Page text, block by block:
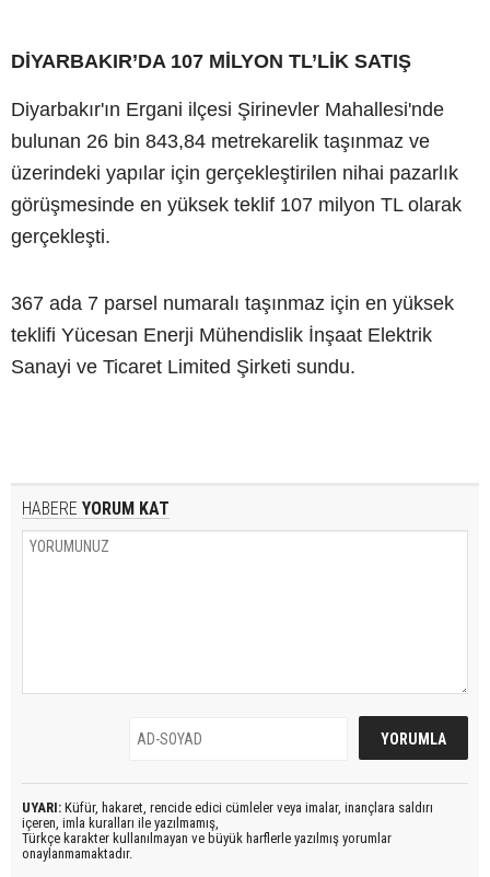
DİYARBAKIR’DA 107 MİLYON TL’LİK SATIŞ
Diyarbakır'ın Ergani ilçesi Şirinevler Mahallesi'nde
bulunan 26 bin 843,84 metrekarelik taşınmaz ve
üzerindeki yapılar için gerçekleştirilen nihai pazarlık
görüşmesinde en yüksek teklif 107 milyon TL olarak
gerçekleşti.
367 ada 7 parsel numaralı taşınmaz için en yüksek
teklifi Yücesan Enerji Mühendislik İnşaat Elektrik
Sanayi ve Ticaret Limited Şirketi sundu.
HABERE YORUM KAT
UYARI: Küfür, hakaret, rencide edici cümleler veya imalar, inançlara saldırı
içeren, imla kuralları ile yazılmamış,
Türkçe karakter kullanılmayan ve büyük harflerle yazılmış yorumlar
onaylanmamaktadır.